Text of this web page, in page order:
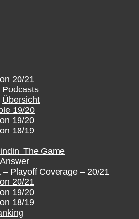
20/21
Podcasts
Übersicht
19/20
19/20
18/19
The Game
– Playoff Coverage – 20/21
20/21
19/20
18/19